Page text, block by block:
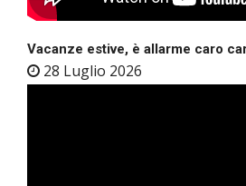
Vacanze estive, è allarme caro
28 Luglio 2026